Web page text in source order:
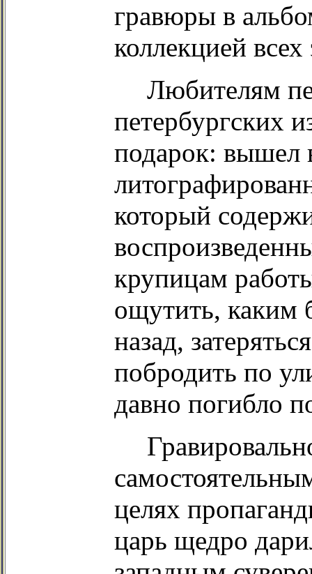
гравюры в
коллекцией
Любителям
петербургских
подарок: вышел
который
крупицам
ощутить, каким
назад,
побродить по
давно погибло
целях
царь щедро